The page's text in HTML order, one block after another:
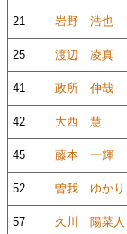
21 岩野 浩也
25 渡辺 凌真
41 政所 伸哉
42 大西 慧
45 藤本 一輝
52 曽我 ゆかり
57 久川 陽菜人